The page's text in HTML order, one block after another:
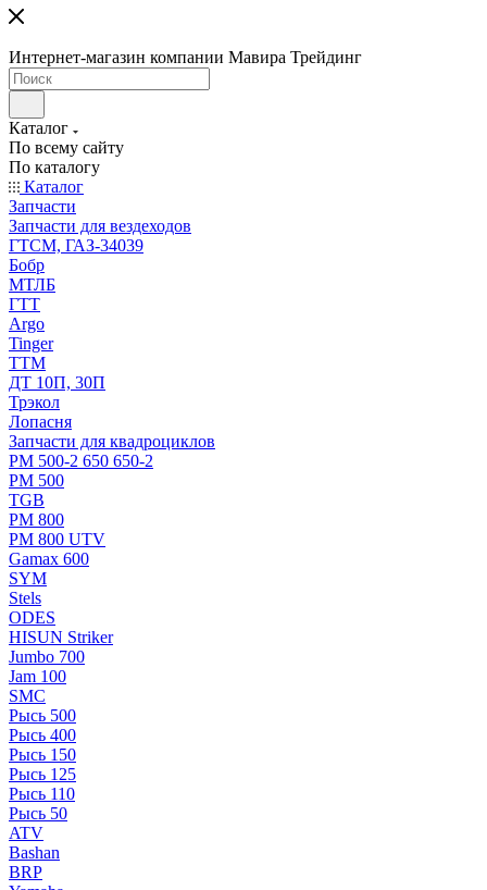
Интернет-магазин компании Мавира Трейдинг
Каталог
По всему сайту
По каталогу
Каталог
Запчасти
Запчасти для вездеходов
ГТСМ, ГАЗ-34039
Бобр
МТЛБ
ГТТ
Argo
Tinger
ТТМ
ДТ 10П, 30П
Трэкол
Лопасня
Запчасти для квадроциклов
РМ 500-2 650 650-2
РМ 500
TGB
РМ 800
РМ 800 UTV
Gamax 600
SYM
Stels
ОDЕS
HISUN Striker
Jumbo 700
Jam 100
SMC
Рысь 500
Рысь 400
Рысь 150
Рысь 125
Рысь 110
Рысь 50
ATV
Bashan
BRP